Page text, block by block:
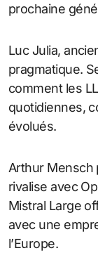
prochaine
Luc Julia,
pragmatique.
comment les
quotidiennes,
évolués.
Arthur Mensch
rivalise avec
Mistral Large
avec une
l’Europe.